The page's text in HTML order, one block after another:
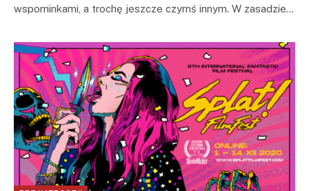
wspominkami, a trochę jeszcze czymś innym. W zasadzie…